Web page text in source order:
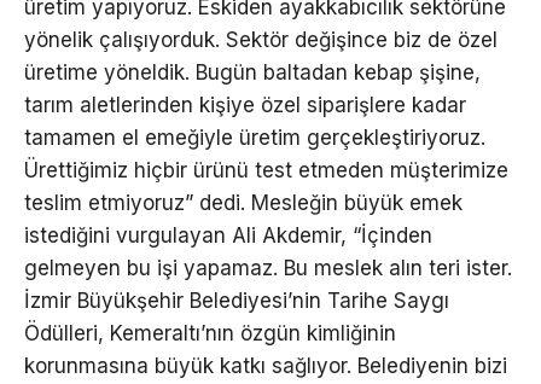
üretim yapıyoruz. Eskiden ayakkabıcılık sektörüne
yönelik çalışıyorduk. Sektör değişince biz de özel
üretime yöneldik. Bugün baltadan kebap şişine,
tarım aletlerinden kişiye özel siparişlere kadar
tamamen el emeğiyle üretim gerçekleştiriyoruz.
Ürettiğimiz hiçbir ürünü test etmeden müşterimize
teslim etmiyoruz” dedi. Mesleğin büyük emek
istediğini vurgulayan Ali Akdemir, “İçinden
gelmeyen bu işi yapamaz. Bu meslek alın teri ister.
İzmir Büyükşehir Belediyesi’nin Tarihe Saygı
Ödülleri, Kemeraltı’nın özgün kimliğinin
korunmasına büyük katkı sağlıyor. Belediyenin bizi